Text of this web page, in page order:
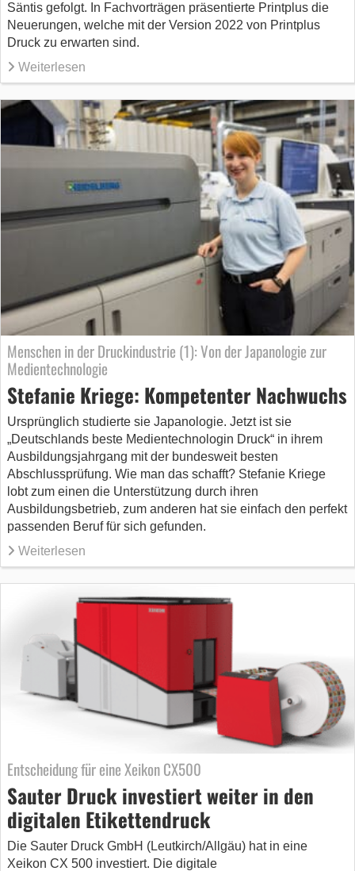
Säntis gefolgt. In Fachvorträgen präsentierte Printplus die
Neuerungen, welche mit der Version 2022 von Printplus
Druck zu erwarten sind.
Weiterlesen
Menschen in der Druckindustrie (1): Von der Japanologie zur
Medientechnologie
Stefanie Kriege: Kompetenter Nachwuchs
Ursprünglich studierte sie Japanologie. Jetzt ist sie
„Deutschlands beste Medientechnologin Druck“ in ihrem
Ausbildungsjahrgang mit der bundesweit besten
Abschlussprüfung. Wie man das schafft? Stefanie Kriege
lobt zum einen die Unterstützung durch ihren
Ausbildungsbetrieb, zum anderen hat sie einfach den perfekt
passenden Beruf für sich gefunden.
Weiterlesen
Entscheidung für eine Xeikon CX500
Sauter Druck investiert weiter in den
digitalen Etikettendruck
Die Sauter Druck GmbH (Leutkirch/Allgäu) hat in eine
Xeikon CX 500 investiert. Die digitale